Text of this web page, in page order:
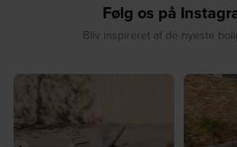
Følg os på
Bliv inspireret af de nyeste
☀️ Sommerens naturlige
samlingspunkt⁠
8 0
☀️